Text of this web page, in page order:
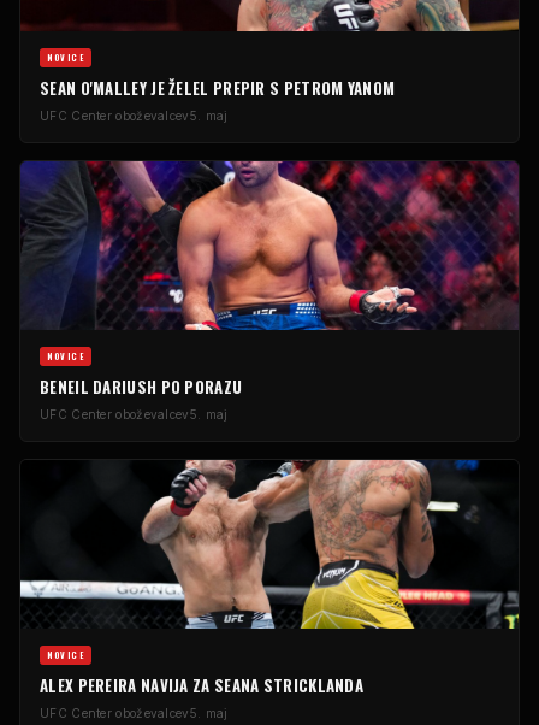
NOVICE
SEAN O'MALLEY JE ŽELEL PREPIR S PETROM YANOM
UFC Center oboževalcev5. maj
NOVICE
BENEIL DARIUSH PO PORAZU
UFC Center oboževalcev5. maj
NOVICE
ALEX PEREIRA NAVIJA ZA SEANA STRICKLANDA
UFC Center oboževalcev5. maj